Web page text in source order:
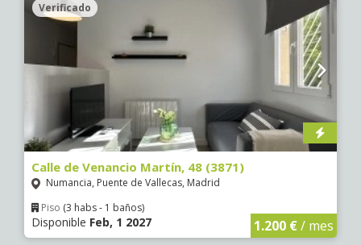
Verificado
Calle de Venancio Martín, 48 (3871)
Numancia, Puente de Vallecas, Madrid
Piso (3 habs - 1 baños)
Disponible Feb, 1 2027 1.200 €/ mes